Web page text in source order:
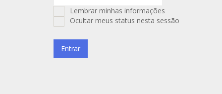
Lembrar minhas informações
Ocultar meus status nesta sessão